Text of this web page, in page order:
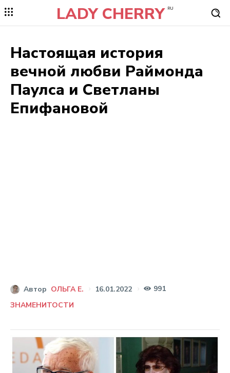
LADY CHERRY RU
Настоящая история
вечной любви Раймонда
Паулса и Светланы
Епифановой
Автор ОЛЬГА Е. 16.01.2022
991
ЗНАМЕНИТОСТИ